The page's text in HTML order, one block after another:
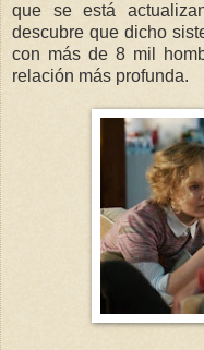
que se está
descubre que dicho
con más de 8 mil
relación más profunda.